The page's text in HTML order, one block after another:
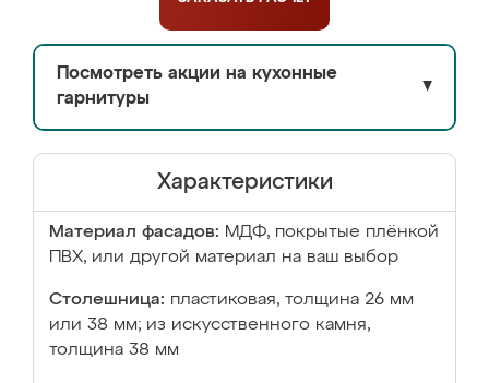
Посмотреть акции на кухонные
гарнитуры
▼
Характеристики
Материал фасадов: МДФ, покрытые плёнкой
ПВХ, или другой материал на ваш выбор
Столешница: пластиковая, толщина 26 мм
или 38 мм; из искусственного камня,
толщина 38 мм